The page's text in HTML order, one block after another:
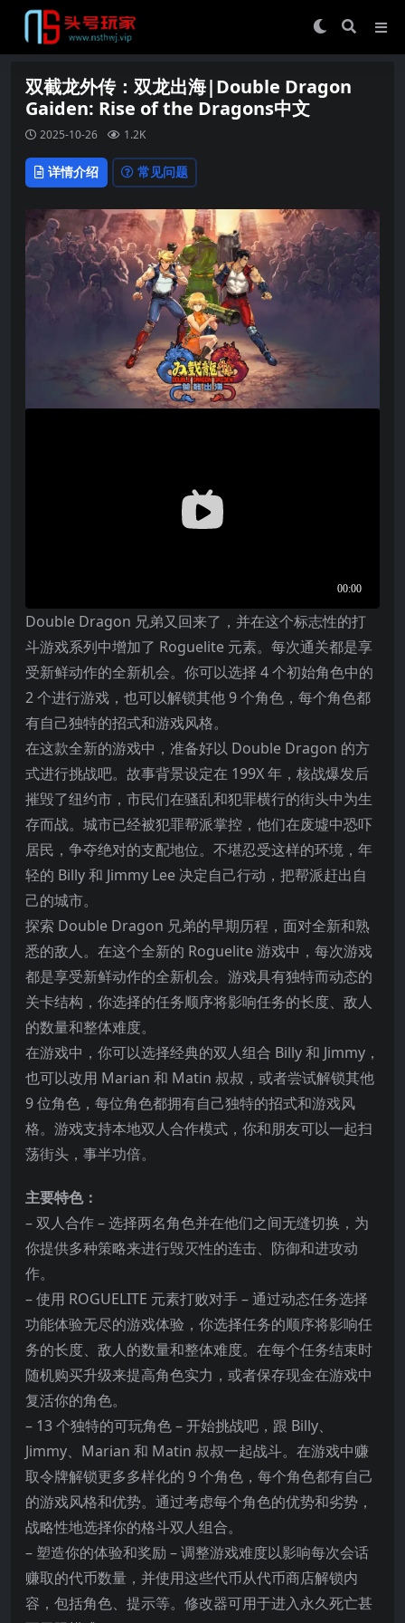
双截龙外传：双龙出海|Double Dragon
Gaiden: Rise of the Dragons中文
2025-10-26 1.2K
详情介绍 常见问题
Double Dragon 兄弟又回来了，并在这个标志性的打
斗游戏系列中增加了 Roguelite 元素。每次通关都是享
受新鲜动作的全新机会。你可以选择 4 个初始角色中的
2 个进行游戏，也可以解锁其他 9 个角色，每个角色都
有自己独特的招式和游戏风格。
在这款全新的游戏中，准备好以 Double Dragon 的方
式进行挑战吧。故事背景设定在 199X 年，核战爆发后
摧毁了纽约市，市民们在骚乱和犯罪横行的街头中为生
存而战。城市已经被犯罪帮派掌控，他们在废墟中恐吓
居民，争夺绝对的支配地位。不堪忍受这样的环境，年
轻的 Billy 和 Jimmy Lee 决定自己行动，把帮派赶出自
己的城市。
探索 Double Dragon 兄弟的早期历程，面对全新和熟
悉的敌人。在这个全新的 Roguelite 游戏中，每次游戏
都是享受新鲜动作的全新机会。游戏具有独特而动态的
关卡结构，你选择的任务顺序将影响任务的长度、敌人
的数量和整体难度。
在游戏中，你可以选择经典的双人组合 Billy 和 Jimmy，
也可以改用 Marian 和 Matin 叔叔，或者尝试解锁其他
9 位角色，每位角色都拥有自己独特的招式和游戏风
格。游戏支持本地双人合作模式，你和朋友可以一起扫
荡街头，事半功倍。
主要特色：
– 双人合作 – 选择两名角色并在他们之间无缝切换，为
你提供多种策略来进行毁灭性的连击、防御和进攻动
作。
– 使用 ROGUELITE 元素打败对手 – 通过动态任务选择
功能体验无尽的游戏体验，你选择任务的顺序将影响任
务的长度、敌人的数量和整体难度。在每个任务结束时
随机购买升级来提高角色实力，或者保存现金在游戏中
复活你的角色。
– 13 个独特的可玩角色 – 开始挑战吧，跟 Billy、
Jimmy、Marian 和 Matin 叔叔一起战斗。在游戏中赚
取令牌解锁更多多样化的 9 个角色，每个角色都有自己
的游戏风格和优势。通过考虑每个角色的优势和劣势，
战略性地选择你的格斗双人组合。
– 塑造你的体验和奖励 – 调整游戏难度以影响每次会话
赚取的代币数量，并使用这些代币从代币商店解锁内
容，包括角色、提示等。修改器可用于进入永久死亡甚